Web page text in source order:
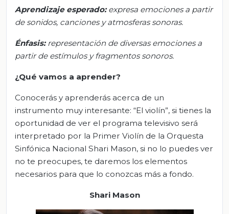
Aprendizaje esperado: expresa emociones a partir
de sonidos, canciones y atmosferas sonoras.
Énfasis: representación de diversas emociones a
partir de estímulos y fragmentos sonoros.
¿Qué vamos a aprender?
Conocerás y aprenderás acerca de un
instrumento muy interesante: “El violín”, si tienes la
oportunidad de ver el programa televisivo será
interpretado por la Primer Violín de la Orquesta
Sinfónica Nacional Shari Mason, si no lo puedes ver
no te preocupes, te daremos los elementos
necesarios para que lo conozcas más a fondo.
Shari Mason